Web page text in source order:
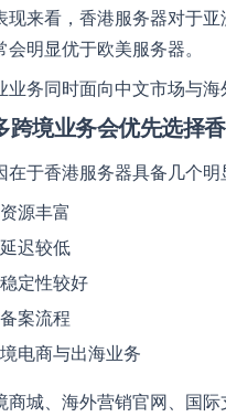
现来看，香港服务器对于
会明显优于欧美服务器。
业务同时面向中文市场与海
跨境业务会优先选择
在于香港服务器具备几个明
源丰富
迟较低
定性较好
案流程
电商与出海业务
商城、海外营销官网、国